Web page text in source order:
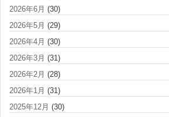
2026年6月 (30)
2026年5月 (29)
2026年4月 (30)
2026年3月 (31)
2026年2月 (28)
2026年1月 (31)
2025年12月 (30)